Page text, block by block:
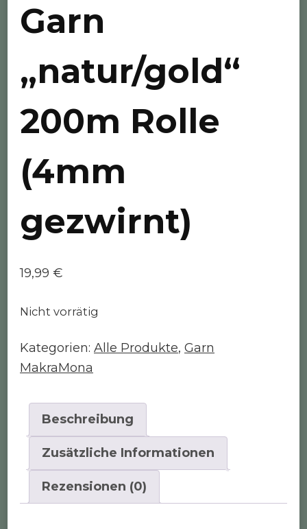
Garn
„natur/gold“
200m Rolle
(4mm
gezwirnt)
19,99 €
Nicht vorrätig
Kategorien: Alle Produkte, Garn
MakraMona
Beschreibung
Zusätzliche Informationen
Rezensionen (0)